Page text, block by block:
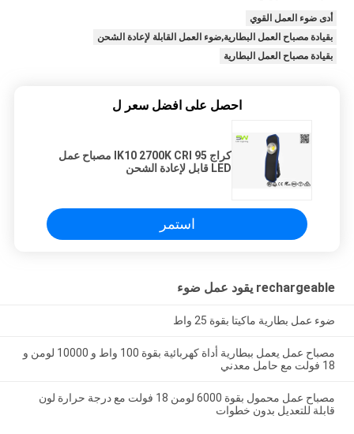
أدى ضوء العمل القوي
بقيادة مصباح العمل البطارية,ضوء العمل القابلة لإعادة الشحن
بقيادة مصباح العمل البطارية
احصل على افضل سعر ل
كراج IK10 2700K CRI 95 مصباح عمل
LED قابل لإعادة الشحن
استمر
rechargeable يقود عمل ضوء
ضوء عمل بطارية ماكيتا بقوة 25 واط
مصباح عمل يعمل ببطارية أداة كهربائية بقوة 100 واط و 10000 لومن و
18 فولت مع حامل معدني
مصباح عمل محمول بقوة 6000 لومن 18 فولت مع درجة حرارة لون
قابلة للتعديل بدون خطوات